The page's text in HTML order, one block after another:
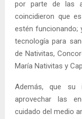
por parte de las
coincidieron que
estén funcionando;
tecnología para
de Nativitas,
María Nativitas y
Además, que su
aprovechar las
cuidado del medio